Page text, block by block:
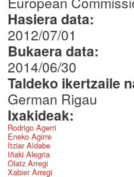
Hasiera data:
2012/07/01
Bukaera data:
2014/06/30
Taldeko ikertzaile
German Rigau
Ixakideak:
Rodrigo Agerri
Eneko Agirre
Itziar Aldabe
Iñaki Alegria
Olatz Arregi
Xabier Arregi